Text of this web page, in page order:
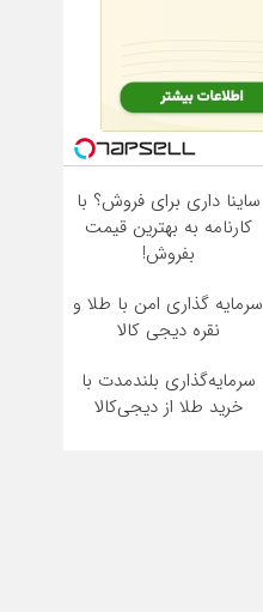
ساینا داری برای فروش؟ با
کارنامه به بهترین قیمت
بفروش!
سرمایه گذاری امن با طلا و
نقره دیجی کالا
سرمایه‌گذاری بلندمدت با
خرید طلا از دیجی‌کالا